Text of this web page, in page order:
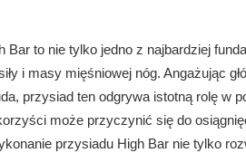
Bar to nie tylko jedno z najbardziej
i masy mięśniowej nóg. Angażując
przysiad ten odgrywa istotną rolę w
może przyczynić się do
przysiadu High Bar nie tylko